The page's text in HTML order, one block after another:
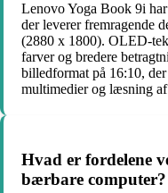
Lenovo Yoga Book 9i
der leverer fremragende
(2880 x 1800). OLED-
farver og bredere
billedformat på 16:10,
multimedier og læsning af
Hvad er fordelene
bærbare computer?